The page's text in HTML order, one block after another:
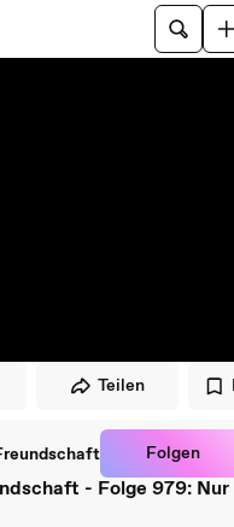
springen
Teilen
Folgen
- Folge 979: